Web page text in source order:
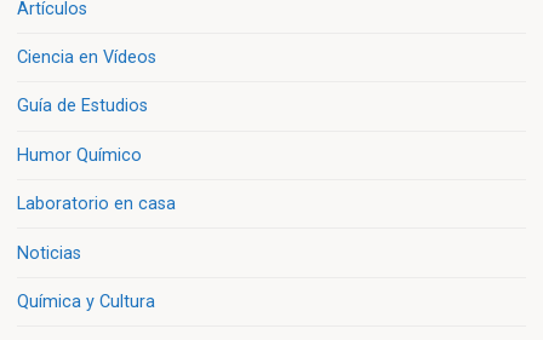
Artículos
Ciencia en Vídeos
Guía de Estudios
Humor Químico
Laboratorio en casa
Noticias
Química y Cultura